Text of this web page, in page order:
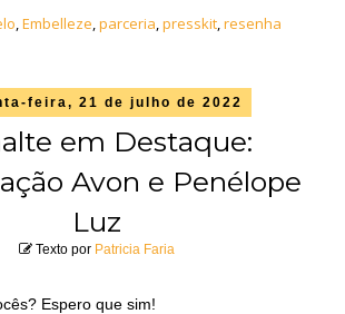
,Embelleze,parceria,presskit,resenha
feira, 21 de julho de 2022
em Destaque:
Avon e Penélope
Luz
Texto por Patricia Faria
Espero que sim!